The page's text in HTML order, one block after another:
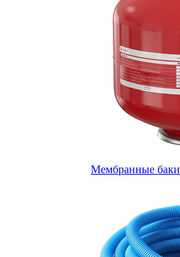
Мембранные баки